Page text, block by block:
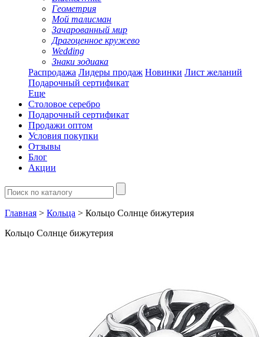
Геометрия
Мой талисман
Зачарованный мир
Драгоценное кружево
Wedding
Знаки зодиака
Распродажа Лидеры продаж Новинки Лист желаний
Подарочный сертификат
Еще
Столовое серебро
Подарочный сертификат
Продажи оптом
Условия покупки
Отзывы
Блог
Акции
Главная > Кольца > Кольцо Солнце бижутерия
Кольцо Солнце бижутерия